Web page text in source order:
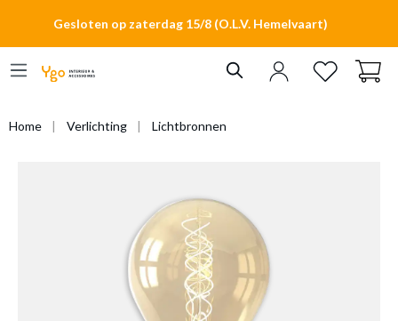
Gesloten op zaterdag 15/8 (O.L.V. Hemelvaart)
Home Verlichting Lichtbronnen